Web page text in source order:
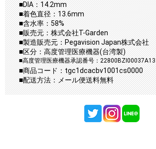
■DIA：14.2mm
■着色直径：13.6mm
■含水率：58%
■販売元：株式会社T-Garden
■製造販売元：Pegavision Japan株式会社
■区分：高度管理医療機器(台湾製)
■高度管理医療機器承認番号：22800BZI00037A13
■商品コード：tgc1dcacbv1001cs0000
■配送方法：メール便送料無料